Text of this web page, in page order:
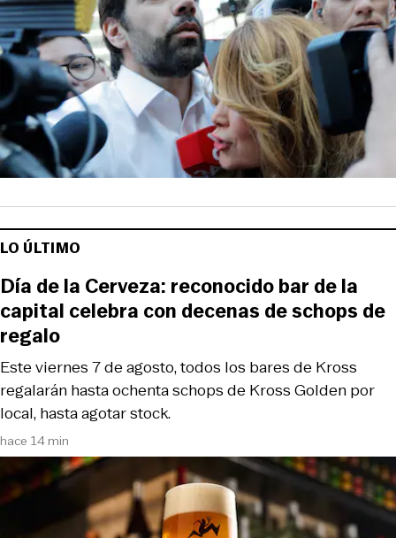
LO ÚLTIMO
hace 14 min
Este viernes 7 de agosto, todos los bares de Kross
regalarán hasta ochenta schops de Kross Golden por
local, hasta agotar stock.
Día de la Cerveza: reconocido bar de la
capital celebra con decenas de schops de
regalo